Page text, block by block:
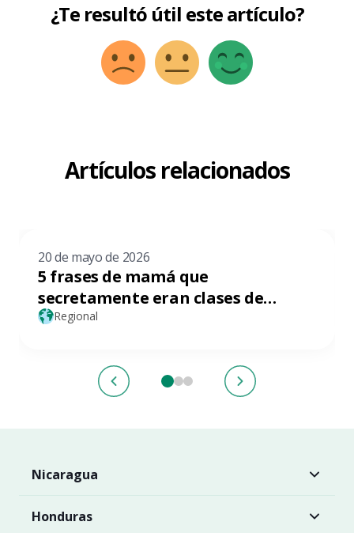
¿Te resultó útil este artículo?
Artículos relacionados
20 de mayo de 2026
5 frases de mamá que
secretamente eran clases de
finanzas personales y no sabías
Regional
Nicaragua
Honduras